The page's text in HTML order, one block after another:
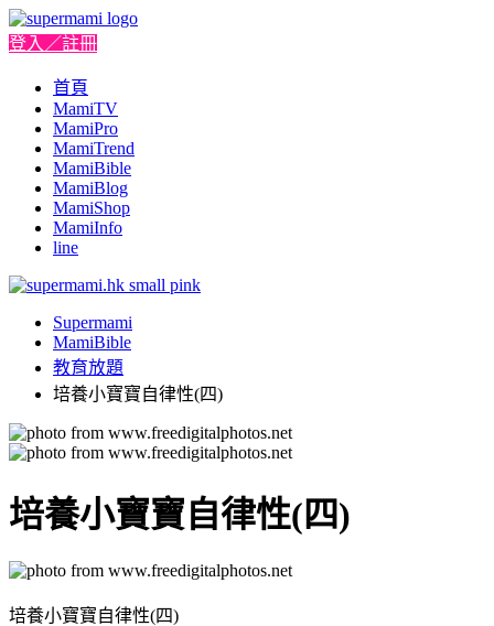
登入／註冊
首頁
MamiTV
MamiPro
MamiTrend
MamiBible
MamiBlog
MamiShop
MamiInfo
line
Supermami
MamiBible
教育放題
培養小寶寶自律性(四)
培養小寶寶自律性(四)
培養小寶寶自律性(四)